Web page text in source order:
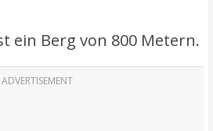
ein Berg von 800 Metern.
ADVERTISEMENT